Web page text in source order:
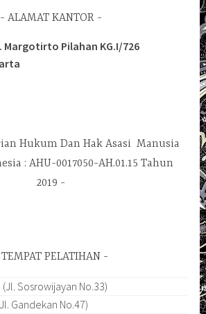
ALAMAT KANTOR
Margotirto Pilahan KG.I/726
Hukum Dan Hak Asasi Manusia
: AHU-0017050-AH.01.15 Tahun
2019
TEMPAT PELATIHAN
Sosrowijayan No.33)
Gandekan No.47)